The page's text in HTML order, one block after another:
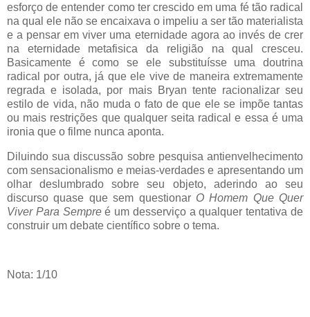
esforço de entender como ter crescido em uma fé tão radical
na qual ele não se encaixava o impeliu a ser tão materialista
e a pensar em viver uma eternidade agora ao invés de crer
na eternidade metafisica da religião na qual cresceu.
Basicamente é como se ele substituísse uma doutrina
radical por outra, já que ele vive de maneira extremamente
regrada e isolada, por mais Bryan tente racionalizar seu
estilo de vida, não muda o fato de que ele se impõe tantas
ou mais restrições que qualquer seita radical e essa é uma
ironia que o filme nunca aponta.
Diluindo sua discussão sobre pesquisa antienvelhecimento
com sensacionalismo e meias-verdades e apresentando um
olhar deslumbrado sobre seu objeto, aderindo ao seu
discurso quase que sem questionar O Homem Que Quer
Viver Para Sempreé um desserviço a qualquer tentativa de
construir um debate científico sobre o tema.
Nota: 1/10